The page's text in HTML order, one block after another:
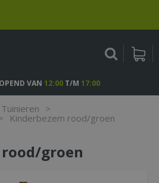
Tuinieren >
Kinderbezem rood/groen
VAN 12:00T/M 17:00
groen